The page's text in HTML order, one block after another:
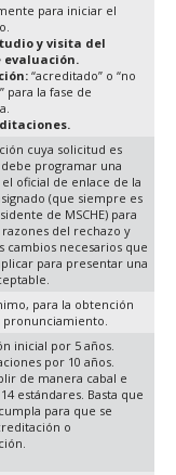
para iniciar el
y visita del
evaluación.
“acreditado” o “no
para la fase de
cuya solicitud es
programar una
oficial de enlace de la
(que siempre es
de MSCHE) para
del rechazo y
cambios necesarios que
para presentar una
para la obtención
inicial por 5 años.
por 10 años.
de manera cabal e
estándares. Basta que
para que se
o